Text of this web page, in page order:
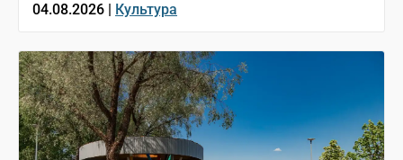
04.08.2026 | Культура